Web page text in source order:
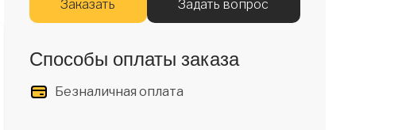
Заказать Задать вопрос
Способы оплаты заказа
Безналичная оплата